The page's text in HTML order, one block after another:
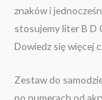
znaków i
stosujemy liter B D
Dowiedz się więcej
Zestaw do